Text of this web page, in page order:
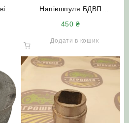
Напівшпуля БДВП
зразка
450₴
Додати в кошик